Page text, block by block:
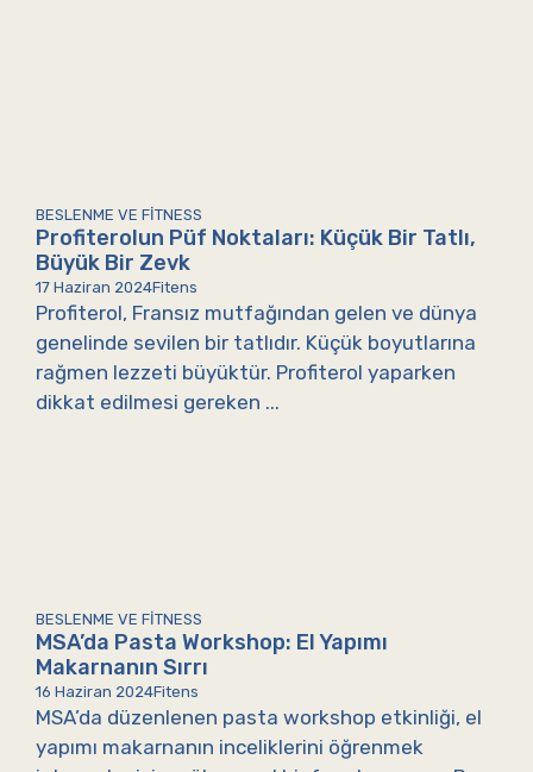
BESLENME VE FITNESS
Profiterolun Püf Noktaları: Küçük Bir Tatlı,
Büyük Bir Zevk
17 Haziran 2024Fitens
Profiterol, Fransız mutfağından gelen ve dünya
genelinde sevilen bir tatlıdır. Küçük boyutlarına
rağmen lezzeti büyüktür. Profiterol yaparken
dikkat edilmesi gereken ...
BESLENME VE FITNESS
MSA’da Pasta Workshop: El Yapımı
Makarnanın Sırrı
16 Haziran 2024Fitens
MSA’da düzenlenen pasta workshop etkinliği, el
yapımı makarnanın inceliklerini öğrenmek